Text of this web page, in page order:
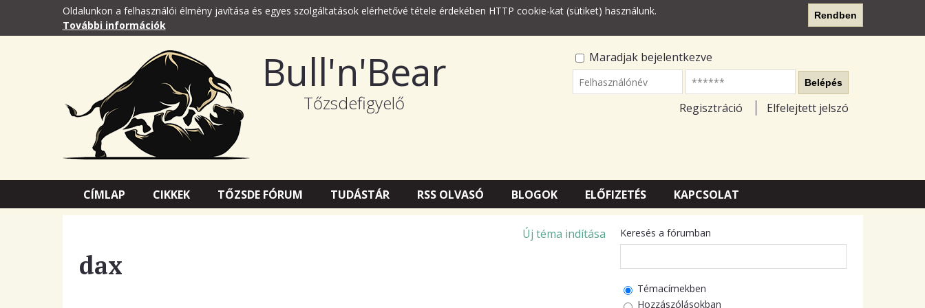
Oldalunkon a felhasználói élmény javítása és egyes szolgáltatások elérhetővé tétele érdekében HTTP cookie-kat (sütiket) használunk.
További információk
Rendben
Bull'n'Bear
Tőzsdefigyelő
Maradjak bejelentkezve
Felhasználónév
Belépés
Regisztráció Elfelejtett jelszó
CÍMLAP CIKKEK TŐZSDE FÓRUM TUDÁSTÁR RSS OLVASÓ BLOGOK ELŐFIZETÉS KAPCSOLAT
Új téma indítása
dax
Keresés a fórumban
Témacímekben
Hozzászólásokban